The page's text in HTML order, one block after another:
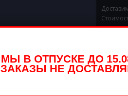
МЫ В ОТПУСКЕ ДО
ЗАКАЗЫ НЕ